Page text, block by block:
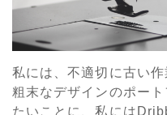
私には、不適切に古い
粗末なデザインのポー
たいことに、私には